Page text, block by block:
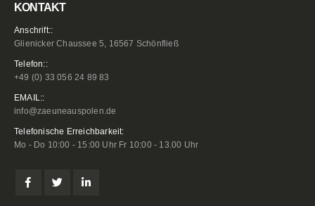
KONTAKT
Anschrift::
Glienicker Chaussee 5, 16567 Schönfließ
Telefon::
+49 (0) 33 056 24 89 83
EMAIL::
info@zaeuneauspolen.de
Telefonische Erreichbarkeit:
Mo - Do 10:00 - 15:00 Uhr Fr 10:00 - 13.00 Uhr